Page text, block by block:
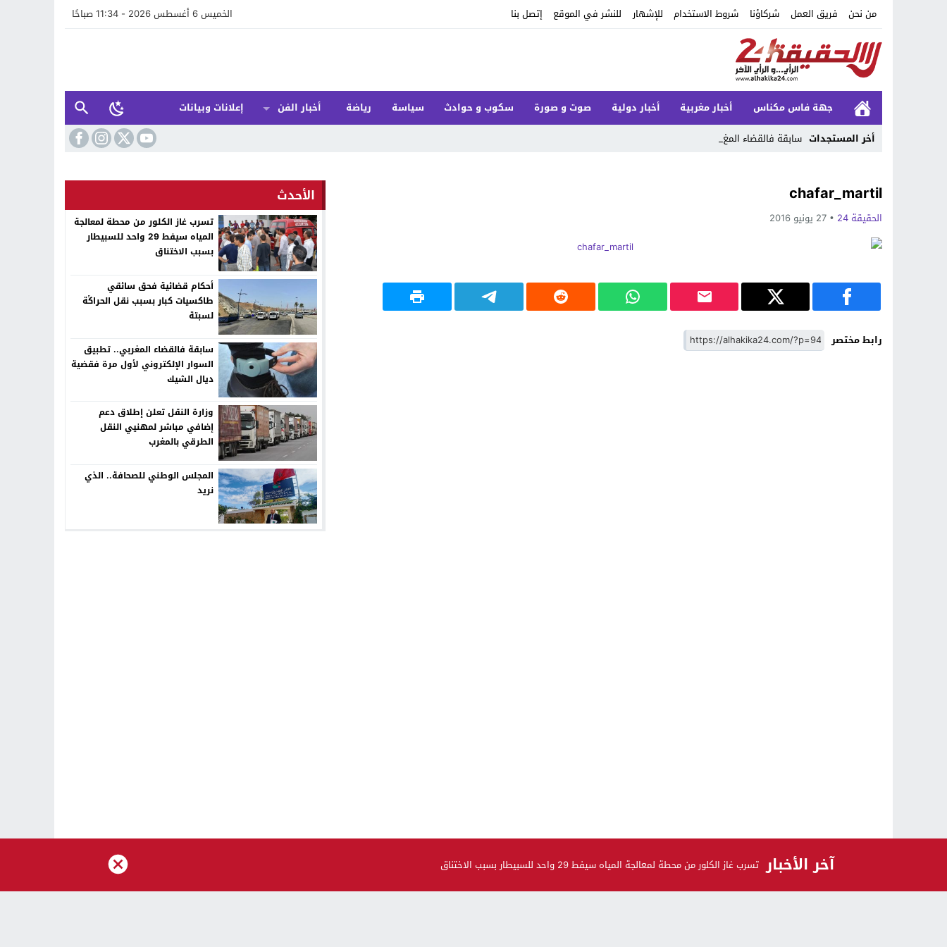
من نحن فريق العمل شركاؤنا شروط الاستخدام للإشهار للنشر في الموقع إتصل بنا الخميس 6 أغسطس 2026 - 11:34 صباحًا
جهة فاس مكناس أخبار مغربية أخبار دولية صوت و صورة سكوب و حوادث سياسة رياضة أخبار الفن
إعلانات وبيانات
أخر المستجدات سابقة فالقضاء المغربي._
Previous
Next
chafar_martil
الحقيقة 24 27 يونيو 2016
رابط مختصر
الأحدث
تسرب غاز الكلور من محطة لمعالجة
المياه سيفط 29 واحد للسبيطار
بسبب الاختناق
أحكام قضائية فحق سائقي
طاكسيات كبار بسبب نقل الحراݣة
لسبتة
سابقة فالقضاء المغربي.. تطبيق
السوار الإلكتروني لأول مرة فقضية
ديال الشيك
وزارة النقل تعلن إطلاق دعم
إضافي مباشر لمهنيي النقل
الطرقي بالمغرب
المجلس الوطني للصحافة.. الذي
نريد
صحة و جمال
آخر الأخبار تسرب غاز الكلور من محطة لمعالجة المياه سيفط 29 واحد للسبيطار بسبب الاختناق